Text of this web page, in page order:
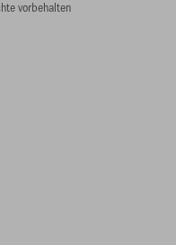
vorbehalten